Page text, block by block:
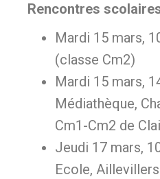
Rencontres
Mardi 15 mars,
(classe Cm2)
Mardi 15 mars,
Médiathèque,
Cm1-Cm2 de
Jeudi 17 mars,
Ecole,